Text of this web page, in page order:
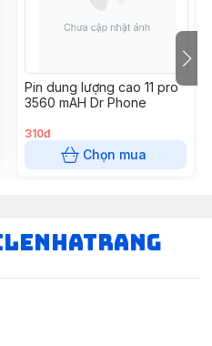
Pin dung lượng cao 11 pro
3560 mAH Dr Phone
310đ
Chọn mua